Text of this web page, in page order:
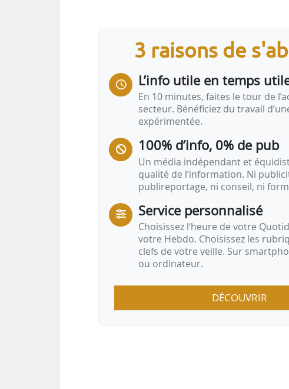
3 raisons de
L’info utile en temps
En 10 minutes, faites le tour de
secteur. Bénéficiez du travail
expérimentée.
100% d’info, 0% de pub
Un média indépendant et
qualité de l’information. Ni
publireportage, ni conseil, ni
Service personnalisé
Choisissez l‘heure de votre
votre Hebdo. Choisissez les
clefs de votre veille. Sur
ou ordinateur.
DÉCOUVRIR